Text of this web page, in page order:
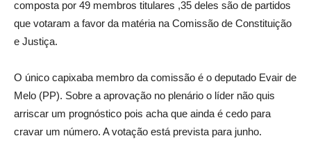
composta por 49 membros titulares ,35 deles são de partidos
que votaram a favor da matéria na Comissão de Constituição
e Justiça.
O único capixaba membro da comissão é o deputado Evair de
Melo (PP). Sobre a aprovação no plenário o líder não quis
arriscar um prognóstico pois acha que ainda é cedo para
cravar um número. A votação está prevista para junho.